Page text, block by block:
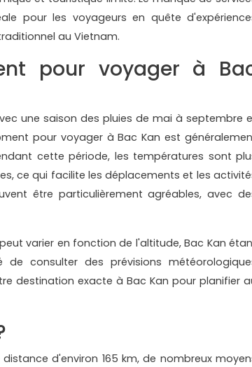
pour les voyageurs en quête
au Vietnam.
pour voyager à
une saison des pluies de mai à septembre
pour voyager à Bac Kan est
cette période, les températures sont
ce qui facilite les déplacements et les
être particulièrement agréables, avec
varier en fonction de l'altitude, Bac Kan
consulter des prévisions
destination exacte à Bac Kan pour planifier
d'environ 165 km, de nombreux